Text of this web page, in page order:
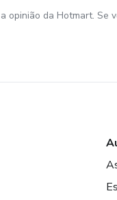
da Hotmart. Se